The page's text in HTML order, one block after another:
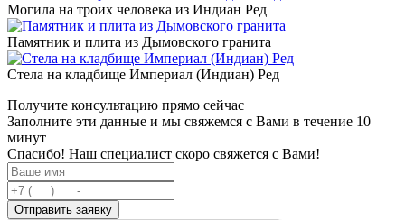
Могила на троих человека из Индиан Ред
Памятник и плита из Дымовского гранита
Стела на кладбище Империал (Индиан) Ред
Получите консультацию прямо сейчас
Заполните эти данные и мы свяжемся с Вами в течение 10
минут
Спасибо! Наш специалист скоро свяжется с Вами!